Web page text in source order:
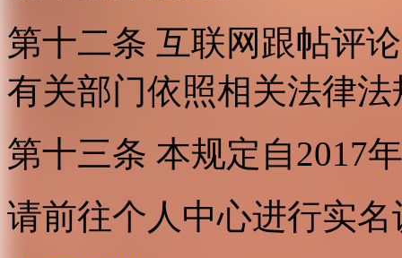
第十二条 互联网跟帖评
有关部门依照相关法律
第十三条 本规定自2017
请前往个人中心进行实名